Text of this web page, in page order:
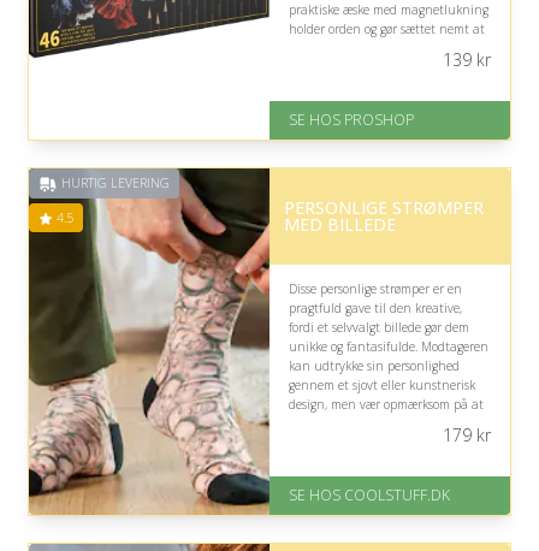
praktiske æske med magnetlukning
holder orden og gør sættet nemt at
På lager
Levering: 2-12 hverdage
på 4.4 ud af 5
139kr
SE HOS PROSHOP
HURTIG LEVERING
4.5 PERSONLIGE STRØMPER
MED BILLEDE
Disse personlige strømper er en
pragtfuld gave til den kreative,
fordi et selvvalgt billede gør dem
unikke og fantasifulde. Modtageren
kan udtrykke sin personlighed
gennem et sjovt eller kunstnerisk
design, men vær opmærksom på at
På lager
Levering: Standard leveringstid
Fremragende Trustpilot rating
179kr
SE HOS COOLSTUFF.DK